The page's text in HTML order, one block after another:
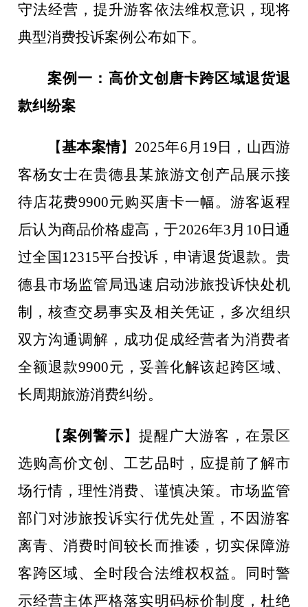
守法经营，提升游客依法维权意识，现将
典型消费投诉案例公布如下。
案例一：高价文创唐卡跨区域退货退
款纠纷案
【基本案情】 2025年6 月 19 日，山西游
客杨女士在贵德县某旅游文创产品展示接
待店花费9900元购买唐卡一幅。游客返程
后认为商品价格虚高，于2026年3 月 10 日通
过全国 12315平台投诉，申请退货退款。贵
德县市场监管局迅速启动涉旅投诉快处机
制，核查交易事实及相关凭证，多次组织
双方沟通调解，成功促成经营者为消费者
全额退款9900元，妥善化解该起跨区域、
长周期旅游消费纠纷。
【案例警示】 提醒广大游客，在景区
选购高价文创、工艺品时，应提前了解市
场行情，理性消费、谨慎决策。市场监管
部门对涉旅投诉实行优先处置，不因游客
离青、消费时间较长而推诿，切实保障游
客跨区域、全时段合法维权权益。同时警
示经营主体严格落实明码标价制度，杜绝